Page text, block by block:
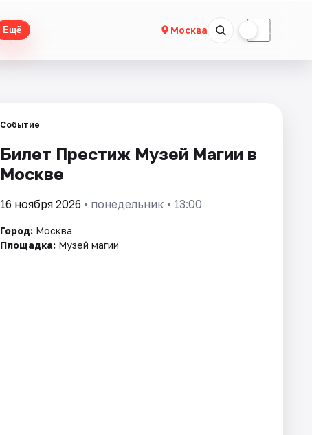
Ещё Москва ☾
Событие
Билет Престиж Музей Магии в
Москве
16 ноября 2026 • понедельник • 13:00
Город: Москва
Площадка: Музей магии